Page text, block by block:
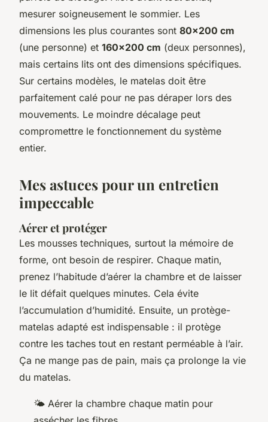
mesurer soigneusement le sommier. Les
dimensions les plus courantes sont 80x200 cm
(une personne) et 160x200 cm (deux personnes),
mais certains lits ont des dimensions spécifiques.
Sur certains modèles, le matelas doit être
parfaitement calé pour ne pas déraper lors des
mouvements. Le moindre décalage peut
compromettre le fonctionnement du système
entier.
Mes astuces pour un entretien
impeccable
Aérer et protéger
Les mousses techniques, surtout la mémoire de
forme, ont besoin de respirer. Chaque matin,
prenez l’habitude d’aérer la chambre et de laisser
le lit défait quelques minutes. Cela évite
l’accumulation d’humidité. Ensuite, un protège-
matelas adapté est indispensable : il protège
contre les taches tout en restant perméable à l’air.
Ça ne mange pas de pain, mais ça prolonge la vie
du matelas.
🌤️ Aérer la chambre chaque matin pour